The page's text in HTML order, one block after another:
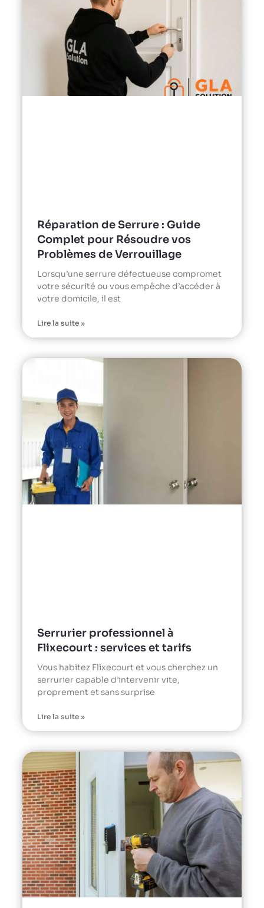
Réparation de Serrure : Guide
Complet pour Résoudre vos
Problèmes de Verrouillage
Lorsqu’une serrure défectueuse compromet
votre sécurité ou vous empêche d’accéder à
votre domicile, il est
Lire la suite »
Serrurier professionnel à
Flixecourt : services et tarifs
Vous habitez Flixecourt et vous cherchez un
serrurier capable d’intervenir vite,
proprement et sans surprise
Lire la suite »